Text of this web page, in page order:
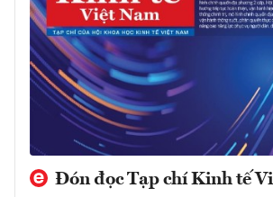
Đón đọc Tạp chí Kinh tế